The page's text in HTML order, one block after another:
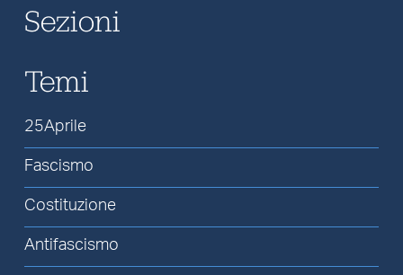
Sezioni
Temi
25Aprile
Fascismo
Costituzione
Antifascismo